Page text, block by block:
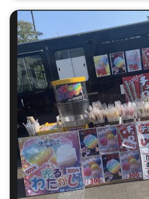
ま＿ベルジャンフリッツ、豚角煮丼、冷
ン、帯広豚丼、北海道ザンギ、北海道ポ
ギのタルタルチキン南蛮丼、ベルジャン
ドフランク(バジル・スパイシー・BBQ・
グチュロス、雪いちご、太閤唐揚げ、霜
ハラミ串、鹿児島黒豚焼きそば、いか焼
金鯱キーマカレー、極みレアチャーシュ
シュー丼、ルーロー飯、油淋鶏、元祖釜
ヒマルエフ生ビール、ベルギービール、